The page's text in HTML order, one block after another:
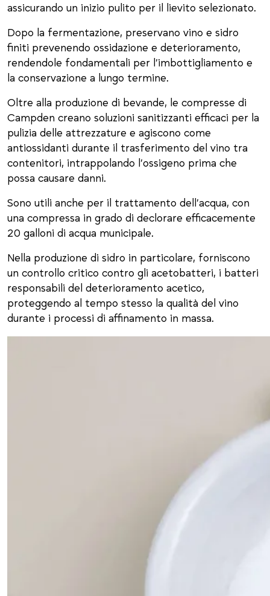
assicurando un inizio pulito per il lievito selezionato.
Dopo la fermentazione, preservano vino e sidro
finiti prevenendo ossidazione e deterioramento,
rendendole fondamentali per l’imbottigliamento e
la conservazione a lungo termine.
Oltre alla produzione di bevande, le compresse di
Campden creano soluzioni sanitizzanti efficaci per la
pulizia delle attrezzature e agiscono come
antiossidanti durante il trasferimento del vino tra
contenitori, intrappolando l’ossigeno prima che
possa causare danni.
Sono utili anche per il trattamento dell’acqua, con
una compressa in grado di declorare efficacemente
20 galloni di acqua municipale.
Nella produzione di sidro in particolare, forniscono
un controllo critico contro gli acetobatteri, i batteri
responsabili del deterioramento acetico,
proteggendo al tempo stesso la qualità del vino
durante i processi di affinamento in massa.